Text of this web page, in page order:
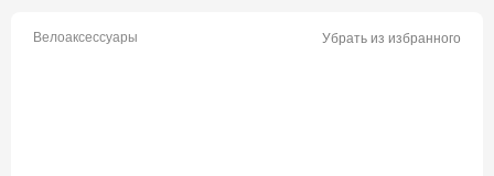
Велоаксессуары Убрать из избранного